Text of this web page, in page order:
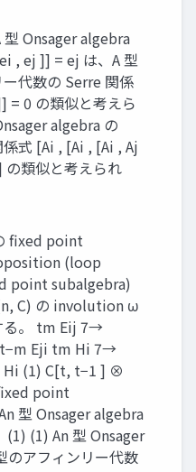
型 Onsager algebra
, ej ]] = ej は、A 型
代数の Serre 関係
0 の類似と考えら
algebra の
式 [Ai , [Ai , [Ai , Aj
類似と考えられ
fixed point
(loop
point subalgebra)
C) の involution ω
る。 tm Eij 7→
Eji tm Hi 7→
Hi (1) C[t, t−1 ] ⊗
point
型 Onsager algebra
(1) (1) An 型 Onsager
のアフィンリー代数